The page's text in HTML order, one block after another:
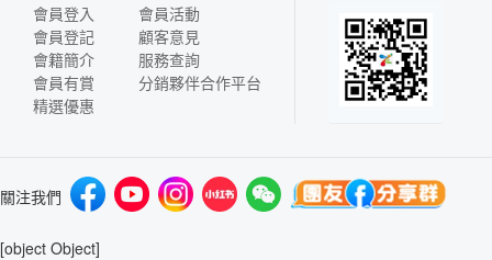
會員登入
會員登記
會籍簡介
會員有賞
精選優惠
會員活動
顧客意見
服務查詢
分銷夥伴合作平台
關注我們
[object Object]